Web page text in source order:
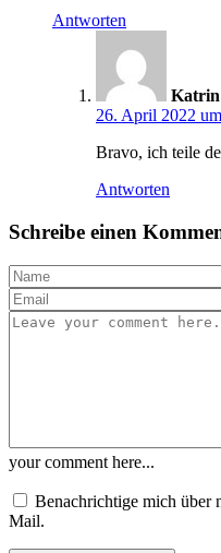
Antworten
Katrin
26. April 2022
Bravo, ich teile
Antworten
Schreibe einen
your comment here...
Benachrichtige mich über
Mail.